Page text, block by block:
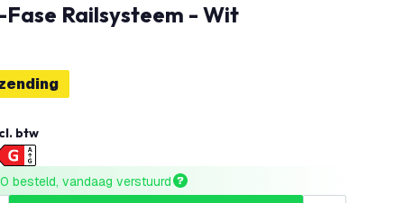
Fase Railsysteem - Wit
btw
besteld, vandaag verstuurd